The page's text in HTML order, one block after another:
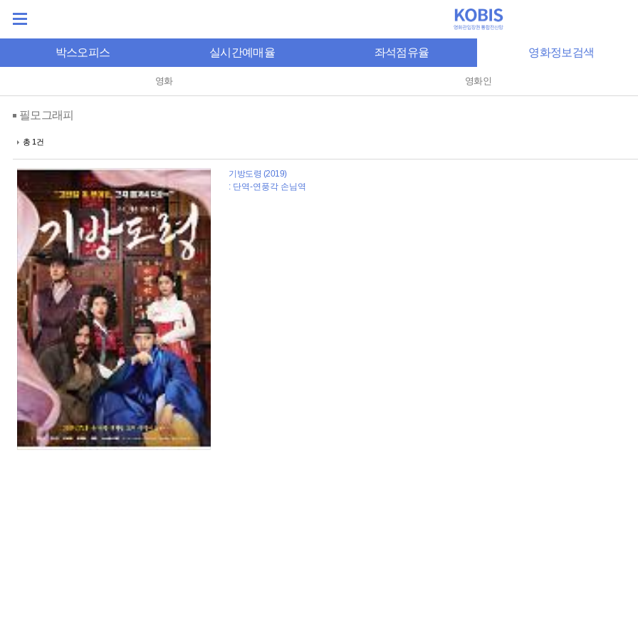
박스오피스 실시간예매율 좌석점유율 영화정보검색
영화 영화인
필모그래피
총 1건
기방도령 (2019)
: 단역-연풍각 손님역